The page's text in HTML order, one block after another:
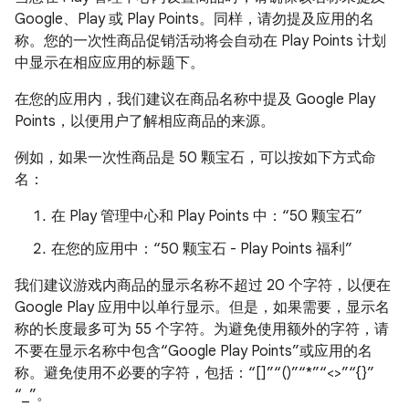
Google、Play 或 Play Points。同样，请勿提及应用的名
称。您的一次性商品促销活动将会自动在 Play Points 计划
中显示在相应应用的标题下。
在您的应用内，我们建议在商品名称中提及 Google Play
Points，以便用户了解相应商品的来源。
例如，如果一次性商品是 50 颗宝石，可以按如下方式命
名：
在 Play 管理中心和 Play Points 中：“50 颗宝石”
在您的应用中：“50 颗宝石 - Play Points 福利”
我们建议游戏内商品的显示名称不超过 20 个字符，以便在
Google Play 应用中以单行显示。但是，如果需要，显示名
称的长度最多可为 55 个字符。为避免使用额外的字符，请
不要在显示名称中包含“Google Play Points”或应用的名
称。避免使用不必要的字符，包括：“[]”“()”“*”“<>”“{}”
“_”。